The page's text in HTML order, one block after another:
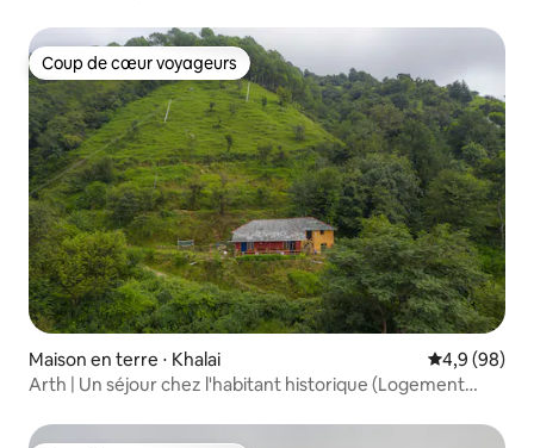
Coup de cœur voyageurs
Coup de cœur voyageurs
Maison en terre ⋅ Khalai Évaluation
4,9 (98)
Arth | Un séjour chez l'habitant historique (Logement